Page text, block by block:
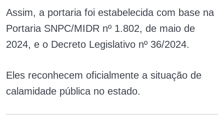
Assim, a portaria foi estabelecida com base na
Portaria SNPC/MIDR nº 1.802, de maio de
2024, e o Decreto Legislativo nº 36/2024.
Eles reconhecem oficialmente a situação de
calamidade pública no estado.